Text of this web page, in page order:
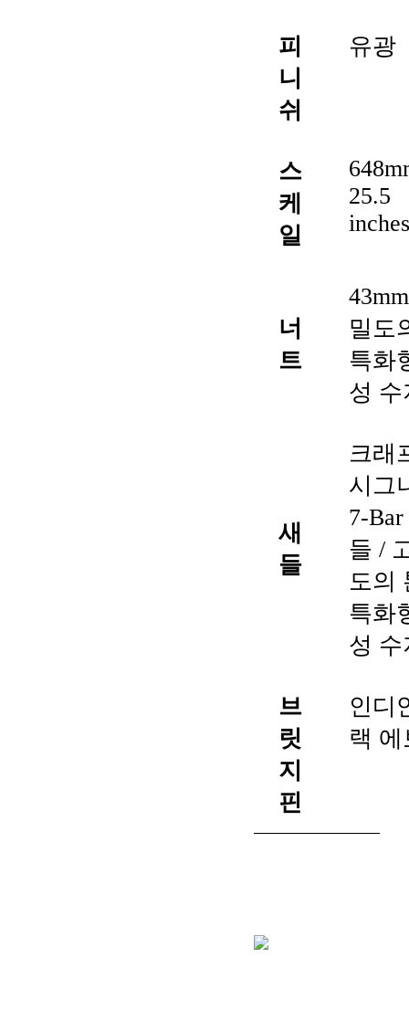
피
니
쉬
유광
스
케
일
25.5
inches
너
트
밀도
특화
성 수
새
들
크래
시그
7-
들 /
도의
특화
성 수
브
릿
지
핀
인디
랙